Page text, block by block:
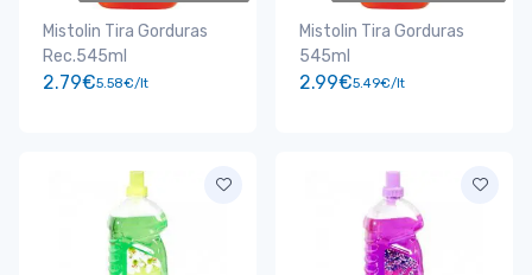
Mistolin Tira Gorduras
Rec.545ml
2.79€5.58€/lt
Mistolin Tira Gorduras
545ml
2.99€5.49€/lt